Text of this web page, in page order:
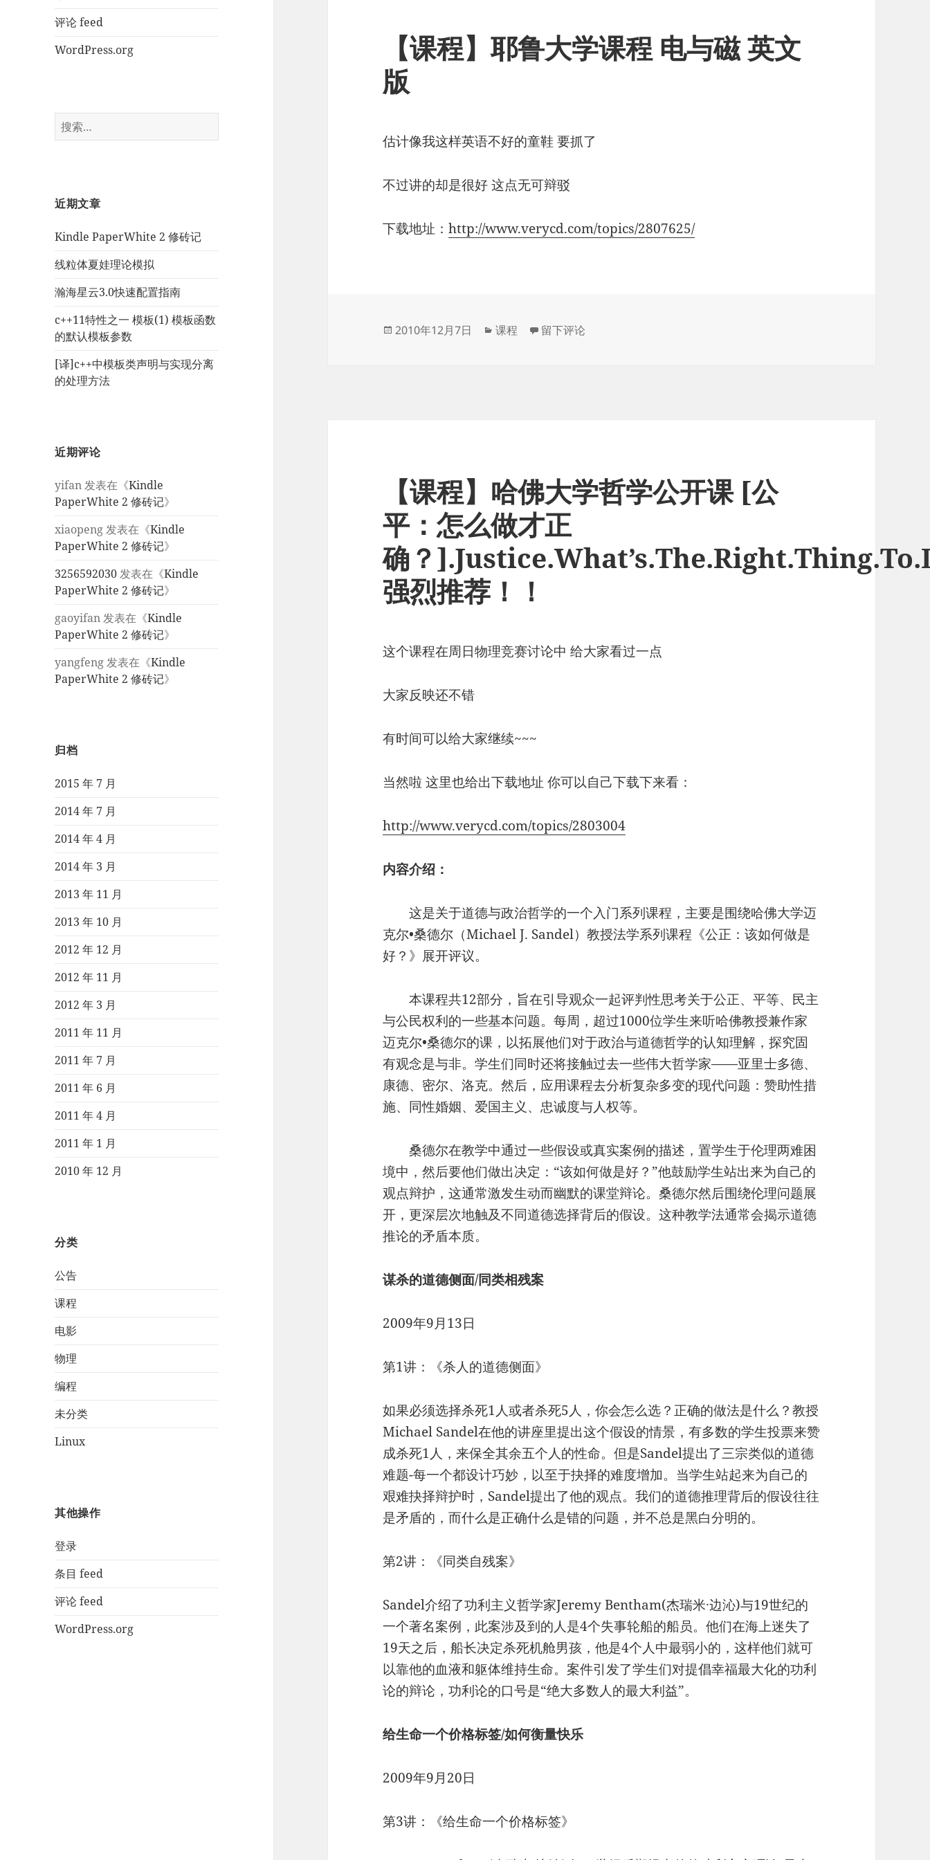
评论 feed
WordPress.org
搜
索：
近期文章
Kindle PaperWhite 2 修砖记
线粒体夏娃理论模拟
瀚海星云3.0快速配置指南
c++11特性之一 模板(1) 模板函数
的默认模板参数
[译]c++中模板类声明与实现分离
的处理方法
近期评论
yifan发表在《Kindle
PaperWhite 2 修砖记》
xiaopeng发表在《Kindle
PaperWhite 2 修砖记》
3256592030发表在《Kindle
PaperWhite 2 修砖记》
gaoyifan发表在《Kindle
PaperWhite 2 修砖记》
yangfeng发表在《Kindle
PaperWhite 2 修砖记》
归档
2015 年 7 月
2014 年 7 月
2014 年 4 月
2014 年 3 月
2013 年 11 月
2013 年 10 月
2012 年 12 月
2012 年 11 月
2012 年 3 月
2011 年 11 月
2011 年 7 月
2011 年 6 月
2011 年 4 月
2011 年 1 月
2010 年 12 月
分类
公告
课程
电影
物理
编程
未分类
Linux
其他操作
登录
条目 feed
评论 feed
WordPress.org
【课程】耶鲁大学课程 电与磁 英文
版
估计像我这样英语不好的童鞋 要抓了
不过讲的却是很好 这点无可辩驳
下载地址：http://www.verycd.com/topics/2807625/
发
2010年12月7日
分
课程 于【课程】耶鲁大学课程 电与磁 英文版
留下评论
【课程】哈佛大学哲学公开课 [公
平：怎么做才正
确？
强烈推荐！！
这个课程在周日物理竞赛讨论中 给大家看过一点
大家反映还不错
有时间可以给大家继续~~~
当然啦 这里也给出下载地址 你可以自己下载下来看：
http://www.verycd.com/topics/2803004
内容介绍：
这是关于道德与政治哲学的一个入门系列课程，主要是围绕哈佛大学迈
克尔•桑德尔（Michael J. Sandel）教授法学系列课程《公正：该如何做是
好？》展开评议。
本课程共12部分，旨在引导观众一起评判性思考关于公正、平等、民主
与公民权利的一些基本问题。每周，超过1000位学生来听哈佛教授兼作家
迈克尔•桑德尔的课，以拓展他们对于政治与道德哲学的认知理解，探究固
有观念是与非。学生们同时还将接触过去一些伟大哲学家——亚里士多德、
康德、密尔、洛克。然后，应用课程去分析复杂多变的现代问题：赞助性措
施、同性婚姻、爱国主义、忠诚度与人权等。
桑德尔在教学中通过一些假设或真实案例的描述，置学生于伦理两难困
境中，然后要他们做出决定：“该如何做是好？”他鼓励学生站出来为自己的
观点辩护，这通常激发生动而幽默的课堂辩论。桑德尔然后围绕伦理问题展
开，更深层次地触及不同道德选择背后的假设。这种教学法通常会揭示道德
推论的矛盾本质。
谋杀的道德侧面/同类相残案
2009年9月13日
第1讲：《杀人的道德侧面》
如果必须选择杀死1人或者杀死5人，你会怎么选？正确的做法是什么？教授
Michael Sandel在他的讲座里提出这个假设的情景，有多数的学生投票来赞
成杀死1人，来保全其余五个人的性命。但是Sandel提出了三宗类似的道德
难题-每一个都设计巧妙，以至于抉择的难度增加。当学生站起来为自己的
艰难抉择辩护时，Sandel提出了他的观点。我们的道德推理背后的假设往往
是矛盾的，而什么是正确什么是错的问题，并不总是黑白分明的。
第2讲：《同类自残案》
Sandel介绍了功利主义哲学家Jeremy Bentham(杰瑞米·边沁)与19世纪的
一个著名案例，此案涉及到的人是4个失事轮船的船员。他们在海上迷失了
19天之后，船长决定杀死机舱男孩，他是4个人中最弱小的，这样他们就可
以靠他的血液和躯体维持生命。案件引发了学生们对提倡幸福最大化的功利
论的辩论，功利论的口号是“绝大多数人的最大利益”。
给生命一个价格标签/如何衡量快乐
2009年9月20日
第3讲：《给生命一个价格标签》